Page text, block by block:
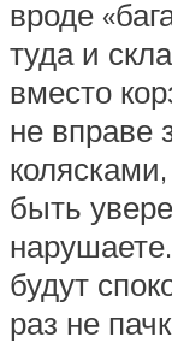
вроде
туда и
вместо
не вправе
быть
будут
раз не